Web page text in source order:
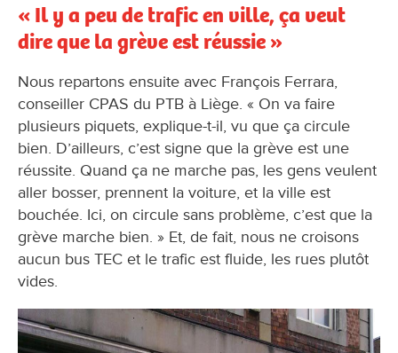
« Il y a peu de trafic en ville, ça veut
dire que la grève est réussie »
Nous repartons ensuite avec François Ferrara,
conseiller CPAS du PTB à Liège. « On va faire
plusieurs piquets, explique-t-il, vu que ça circule
bien. D’ailleurs, c’est signe que la grève est une
réussite. Quand ça ne marche pas, les gens veulent
aller bosser, prennent la voiture, et la ville est
bouchée. Ici, on circule sans problème, c’est que la
grève marche bien. » Et, de fait, nous ne croisons
aucun bus TEC et le trafic est fluide, les rues plutôt
vides.